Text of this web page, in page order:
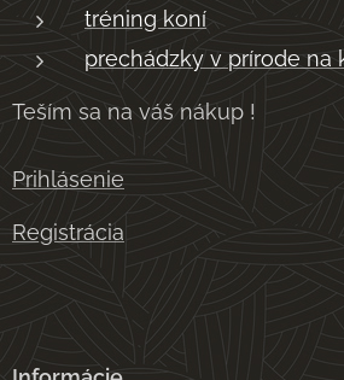
tréning koní
prechádzky v prírode na
Teším sa na váš nákup !
Prihlásenie
Registrácia